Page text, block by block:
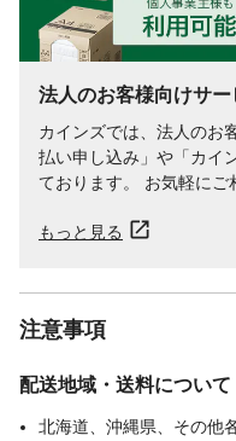
法人のお客様向けサー
カインズでは、法人のお
払い申し込み」や「カイ
ております。 お気軽にご
もっと見る
注意事項
配送地域・送料について
北海道、沖縄県、その他